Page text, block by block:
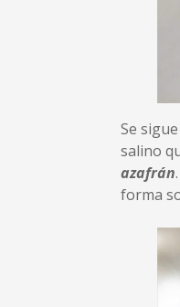
Se
salino
azafrán
forma